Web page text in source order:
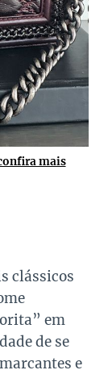
mais
clássicos
em
de se
e